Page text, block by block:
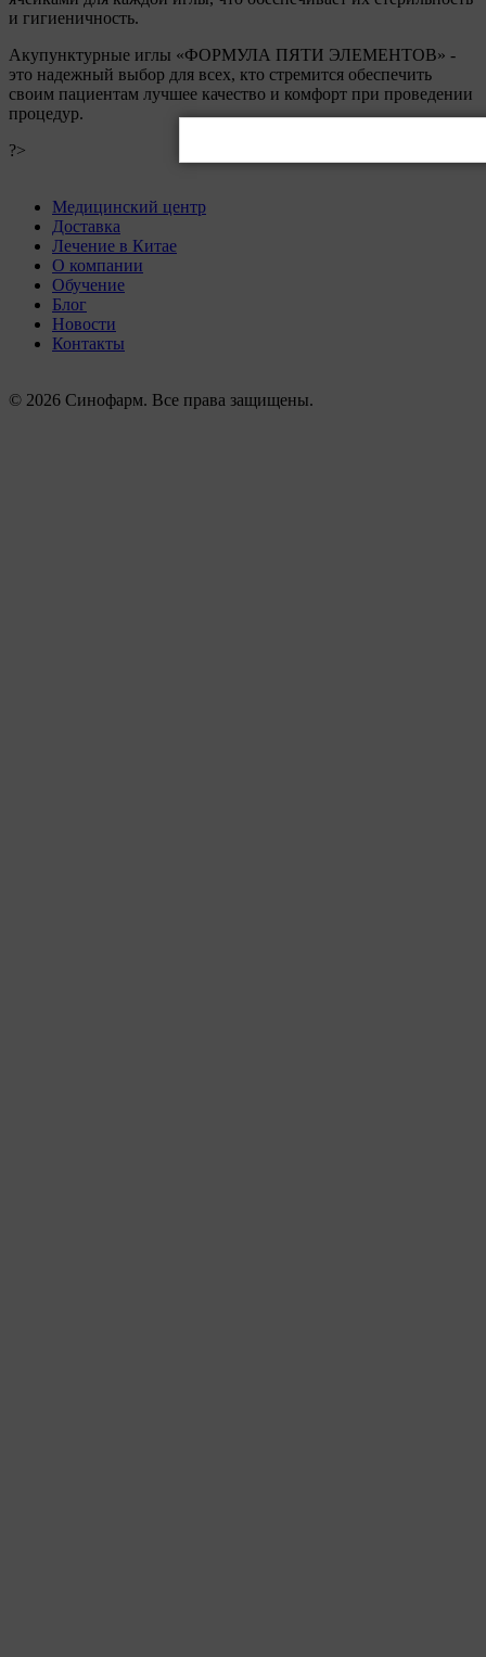
и гигиеничность.
Акупунктурные иглы «ФОРМУЛА ПЯТИ ЭЛЕМЕНТОВ» -
это надежный выбор для всех, кто стремится обеспечить
своим пациентам лучшее качество и комфорт при проведении
процедур.
?>
Медицинский центр
Доставка
Лечение в Китае
О компании
Обучение
Блог
Новости
Контакты
© 2026 Синофарм. Все права защищены.